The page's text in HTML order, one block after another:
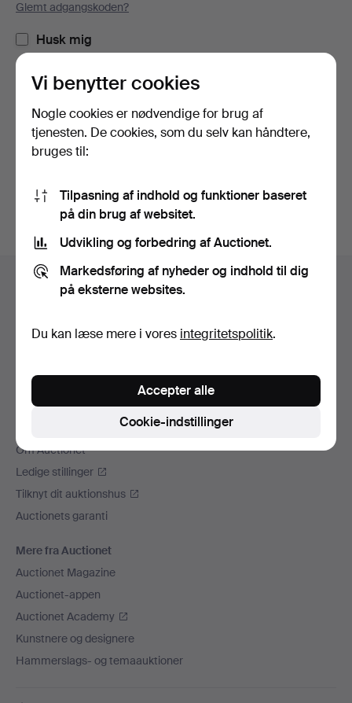
Glemt adgangskoden?
Husk mig
Log ind
eller log ind via Facebook her
Sidefodsnavigation
Hjælp og kontaktoplysninger
Alle auktionshuse
Om Auctionet
Ledige stillinger
Tilknyt dit auktionshus
Auctionets garanti
Mere fra Auctionet
Auctionet Magazine
Auctionet-appen
Auctionet Academy
Kunstnere og designere
Hammerslags- og temaauktioner
Vi benytter cookies
Nogle cookies er nødvendige for brug af
tjenesten. De cookies, som du selv kan håndtere,
bruges til:
Tilpasning af indhold og funktioner baseret
på din brug af websitet.
Udvikling og forbedring af Auctionet.
Markedsføring af nyheder og indhold til dig
på eksterne websites.
Du kan læse mere i vores integritetspolitik.
Cookie-indstillinger
Accepter alle